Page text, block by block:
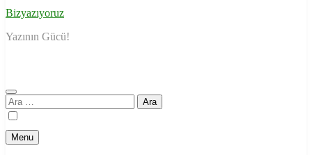
Bizyazıyoruz
Yazının Gücü!
Arama:
Menu